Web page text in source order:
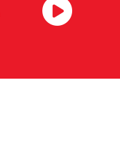
Descarga la APP